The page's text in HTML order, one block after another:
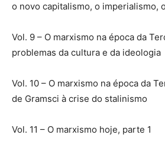
o novo capitalismo, o imperialismo,
Vol. 9 – O marxismo na época da
problemas da cultura e da ideologia
Vol. 10 – O marxismo na época da
de Gramsci à crise do stalinismo
Vol. 11 – O marxismo hoje, parte 1